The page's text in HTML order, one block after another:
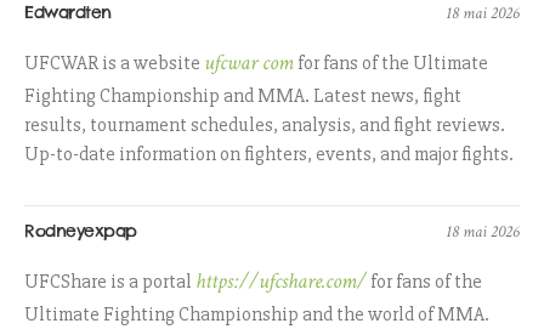
Edwardten 18 mai 2026
UFCWAR is a website ufcwar com for fans of the Ultimate
Fighting Championship and MMA. Latest news, fight
results, tournament schedules, analysis, and fight reviews.
Up-to-date information on fighters, events, and major fights.
Rodneyexpap 18 mai 2026
UFCShare is a portal https://ufcshare.com/ for fans of the
Ultimate Fighting Championship and the world of MMA.